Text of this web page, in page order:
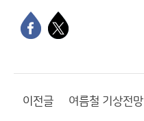
이전글 여름철 기상전